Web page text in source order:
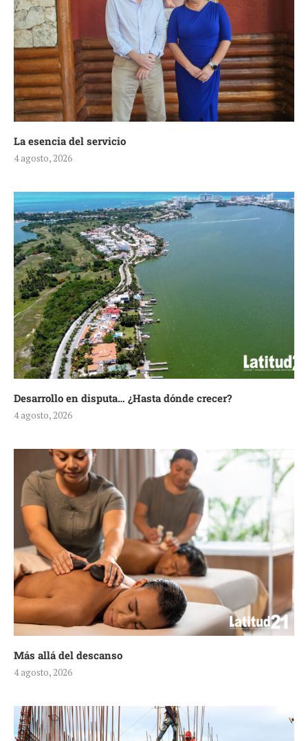
La esencia del servicio
4 agosto, 2026
Desarrollo en disputa… ¿Hasta dónde crecer?
4 agosto, 2026
Más allá del descanso
4 agosto, 2026